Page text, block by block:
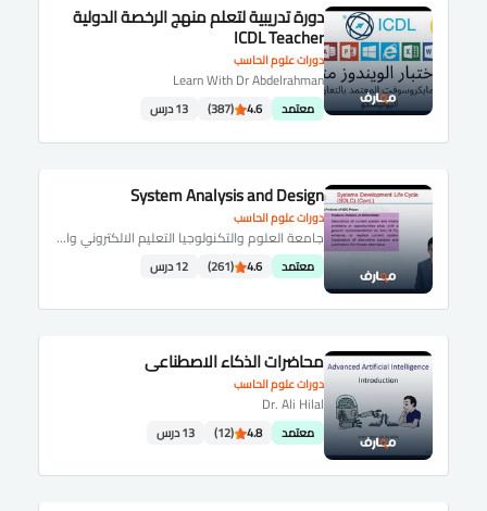
دورات علوم الحاسب
دورة تدريبية لتعلم منهج الرخصة الدولية
ICDL Teacher
Learn With Dr Abdelrahman
معتمد 4.6
(387) 13 درس
دورات علوم الحاسب
System Analysis and Design
جامعة العلوم والتكنولوجيا التعليم الالكتروني والتعلم عن بُعد
معتمد 4.6
(261) 12 درس
دورات علوم الحاسب
محاضرات الذكاء الاصطناعي
Dr. Ali Hilal
معتمد 4.8
(12) 13 درس